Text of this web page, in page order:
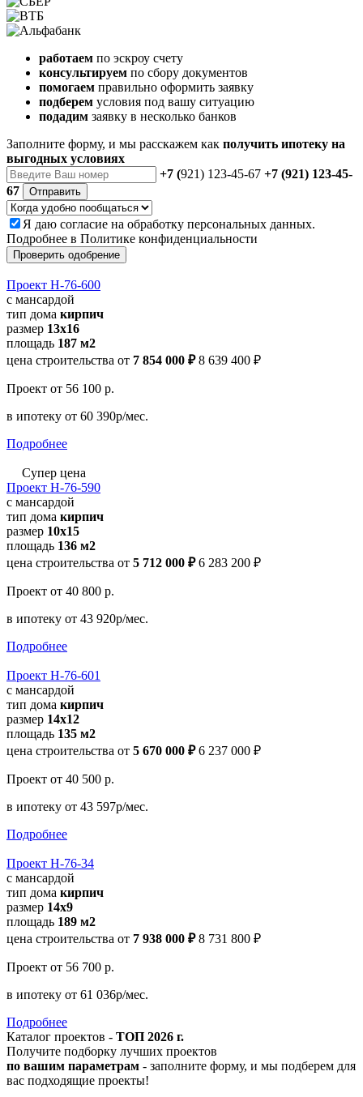
работаем по эскроу счету
консультируем по сбору документов
помогаем правильно оформить заявку
подберем условия под вашу ситуацию
подадим заявку в несколько банков
Заполните форму, и мы расскажем как получить ипотеку на
выгодных условиях
+7 (921) 123-45-67 +7 (921) 123-45-
67
Отправить
Я даю согласие на обработку персональных данных.
Подробнее в Политике конфиденциальности
Проверить одобрение
Проект Н-76-600
с мансардой
тип дома кирпич
размер 13х16
площадь 187 м2
цена строительства от 7 854 000 ₽ 8 639 400 ₽
Проект от 56 100 р.
в ипотеку от 60 390р/мес.
Подробнее
Супер цена
Проект Н-76-590
с мансардой
тип дома кирпич
размер 10х15
площадь 136 м2
цена строительства от 5 712 000 ₽ 6 283 200 ₽
Проект от 40 800 р.
в ипотеку от 43 920р/мес.
Подробнее
Проект Н-76-601
с мансардой
тип дома кирпич
размер 14х12
площадь 135 м2
цена строительства от 5 670 000 ₽ 6 237 000 ₽
Проект от 40 500 р.
в ипотеку от 43 597р/мес.
Подробнее
Проект Н-76-34
с мансардой
тип дома кирпич
размер 14x9
площадь 189 м2
цена строительства от 7 938 000 ₽ 8 731 800 ₽
Проект от 56 700 р.
в ипотеку от 61 036р/мес.
Подробнее
Каталог проектов - ТОП 2026 г.
Получите подборку лучших проектов
по вашим параметрам - заполните форму, и мы подберем для
вас подходящие проекты!